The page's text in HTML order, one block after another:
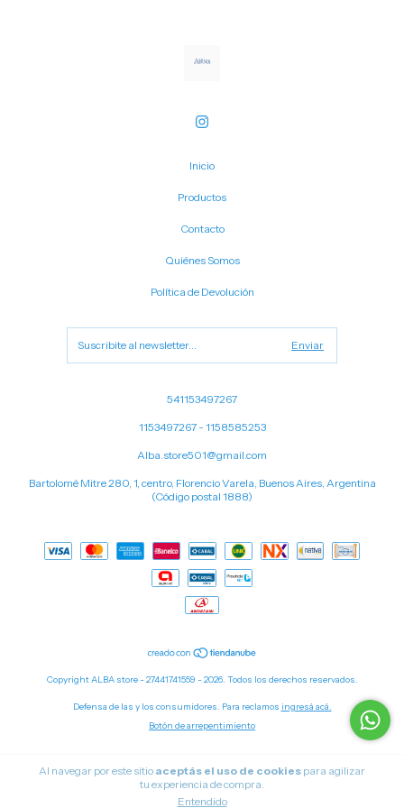
Al navegar por este sitio aceptás el uso de cookies para agilizar
tu experiencia de compra.
Entendido
Inicio
Productos
Contacto
Quiénes Somos
Política de Devolución
541153497267
1153497267 - 1158585253
Alba.store501@gmail.com
Bartolomé Mitre 280, 1, centro, Florencio Varela, Buenos Aires, Argentina
(Código postal 1888)
Copyright ALBA store - 27441741559 - 2026. Todos los derechos reservados.
Defensa de las y los consumidores. Para reclamos ingresá acá.
Botón de arrepentimiento